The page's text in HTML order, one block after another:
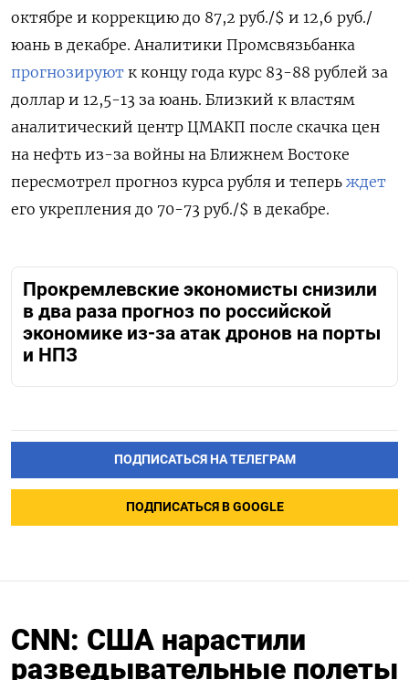
октябре и коррекцию до 87,2 руб./$ и 12,6 руб./
юань в декабре. Аналитики Промсвязьбанка
прогнозируют к концу года курс 83-88 рублей за
доллар и 12,5-13 за юань. Близкий к властям
аналитический центр ЦМАКП после скачка цен
на нефть из-за войны на Ближнем Востоке
пересмотрел прогноз курса рубля и теперь ждет
его укрепления до 70-73 руб./$ в декабре.
Прокремлевские экономисты снизили
в два раза прогноз по российской
экономике из-за атак дронов на порты
и НПЗ
ПОДПИСАТЬСЯ НА ТЕЛЕГРАМ
ПОДПИСАТЬСЯ В GOOGLE
CNN: США нарастили
разведывательные полеты